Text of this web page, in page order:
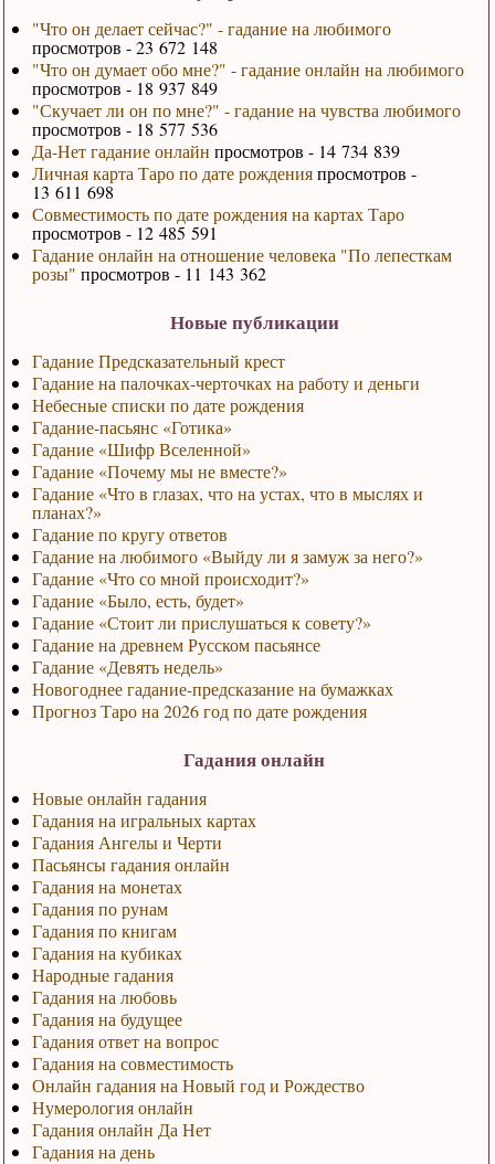
"Что он делает сейчас?" - гадание на любимого
просмотров - 23 672 148
"Что он думает обо мне?" - гадание онлайн на любимого
просмотров - 18 937 849
"Скучает ли он по мне?" - гадание на чувства любимого
просмотров - 18 577 536
Да-Нет гадание онлайн просмотров - 14 734 839
Личная карта Таро по дате рожденияпросмотров -
13 611 698
Совместимость по дате рождения на картах Таро
просмотров - 12 485 591
Гадание онлайн на отношение человека "По лепесткам
розы" просмотров - 11 143 362
Новые публикации
Гадание Предсказательный крест
Гадание на палочках-черточках на работу и деньги
Небесные списки по дате рождения
Гадание-пасьянс «Готика»
Гадание «Шифр Вселенной»
Гадание «Почему мы не вместе?»
Гадание «Что в глазах, что на устах, что в мыслях и
планах?»
Гадание по кругу ответов
Гадание на любимого «Выйду ли я замуж за него?»
Гадание «Что со мной происходит?»
Гадание «Было, есть, будет»
Гадание «Стоит ли прислушаться к совету?»
Гадание на древнем Русском пасьянсе
Гадание «Девять недель»
Новогоднее гадание-предсказание на бумажках
Прогноз Таро на 2026 год по дате рождения
Гадания онлайн
Новые онлайн гадания
Гадания на игральных картах
Гадания Ангелы и Черти
Пасьянсы гадания онлайн
Гадания на монетах
Гадания по рунам
Гадания по книгам
Гадания на кубиках
Народные гадания
Гадания на любовь
Гадания на будущее
Гадания ответ на вопрос
Гадания на совместимость
Онлайн гадания на Новый год и Рождество
Нумерология онлайн
Гадания онлайн Да Нет
Гадания на день